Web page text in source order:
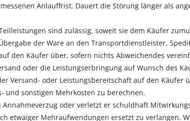
Anlauffrist. Dauert die Störung länger als
sind zulässig, soweit sie dem Käufer
der Ware an den Transportdienstleister,
den Käufer über, sofern nichts Abweichendes
oder die Leistungserbringung auf Wunsch des
Versand- oder Leistungsbereitschaft auf den
und sonstigen Mehrkosten zu berechnen.
Annahmeverzug oder verletzt er schuldhaft
etwaiger Mehraufwendungen ersetzt zu verlangen.